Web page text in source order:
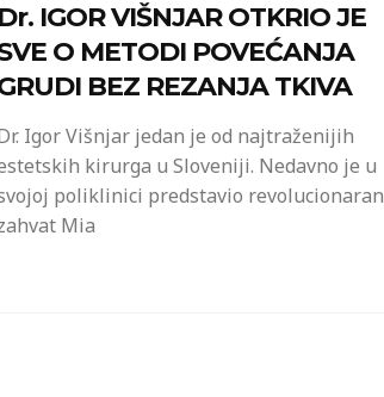
Dr. IGOR VIŠNJAR OTKRIO JE
O METODI POVEĆANJA
BEZ REZANJA TKIVA
Igor Višnjar jedan je od najtraženijih
kirurga u Sloveniji. Nedavno je u
poliklinici predstavio revolucionaran
Mia